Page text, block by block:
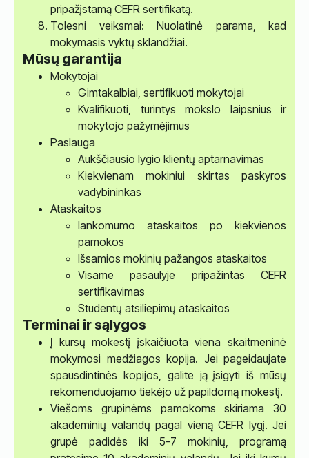
pripažįstamą CEFR sertifikatą.
Tolesni veiksmai: Nuolatinė parama, kad
mokymasis vyktų sklandžiai.
Mūsų garantija
Mokytojai
Gimtakalbiai, sertifikuoti mokytojai
Kvalifikuoti, turintys mokslo laipsnius ir
mokytojo pažymėjimus
Paslauga
Aukščiausio lygio klientų aptarnavimas
Kiekvienam mokiniui skirtas paskyros
vadybininkas
Ataskaitos
lankomumo ataskaitos po kiekvienos
pamokos
Išsamios mokinių pažangos ataskaitos
Visame pasaulyje pripažintas CEFR
sertifikavimas
Studentų atsiliepimų ataskaitos
Terminai ir sąlygos
Į kursų mokestį įskaičiuota viena skaitmeninė
mokymosi medžiagos kopija. Jei pageidaujate
spausdintinės kopijos, galite ją įsigyti iš mūsų
rekomenduojamo tiekėjo už papildomą mokestį.
Viešoms grupinėms pamokoms skiriama 30
akademinių valandų pagal vieną CEFR lygį. Jei
grupė padidės iki 5-7 mokinių, programą